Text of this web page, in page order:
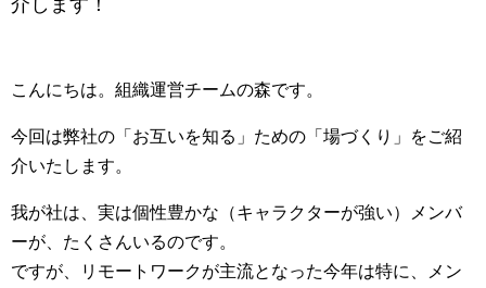
会社概要
メンバー紹介
採用情報
創業の想い
沿革
介します！
こんにちは。組織運営チームの森です。
今回は弊社の「お互いを知る」ための「場づくり」をご紹
介いたします。
我が社は、実は個性豊かな（キャラクターが強い）メンバ
ーが、たくさんいるのです。
ですが、リモートワークが主流となった今年は特に、メン